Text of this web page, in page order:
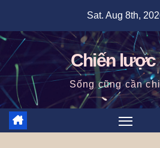
content
Sat. Aug 8th,
Chiến lược
Sống cũng cần